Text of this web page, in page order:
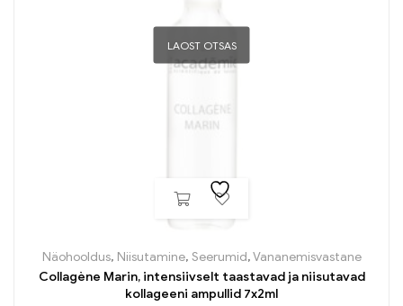
LAOST OTSAS
Näohooldus, Niisutamine, Seerumid,Vananemisvastane
Collagène Marin, intensiivselt taastavad ja niisutavad
kollageeni ampullid 7x2ml